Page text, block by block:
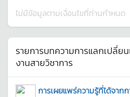
ไม่มีข้อมูลตามเงื่อนไขที่ท่านกำหนด
รายการบทความการแลกเปลี่ย
งานสายวิชาการ
การเผยแพร่ความรู้ที่ได้จาก